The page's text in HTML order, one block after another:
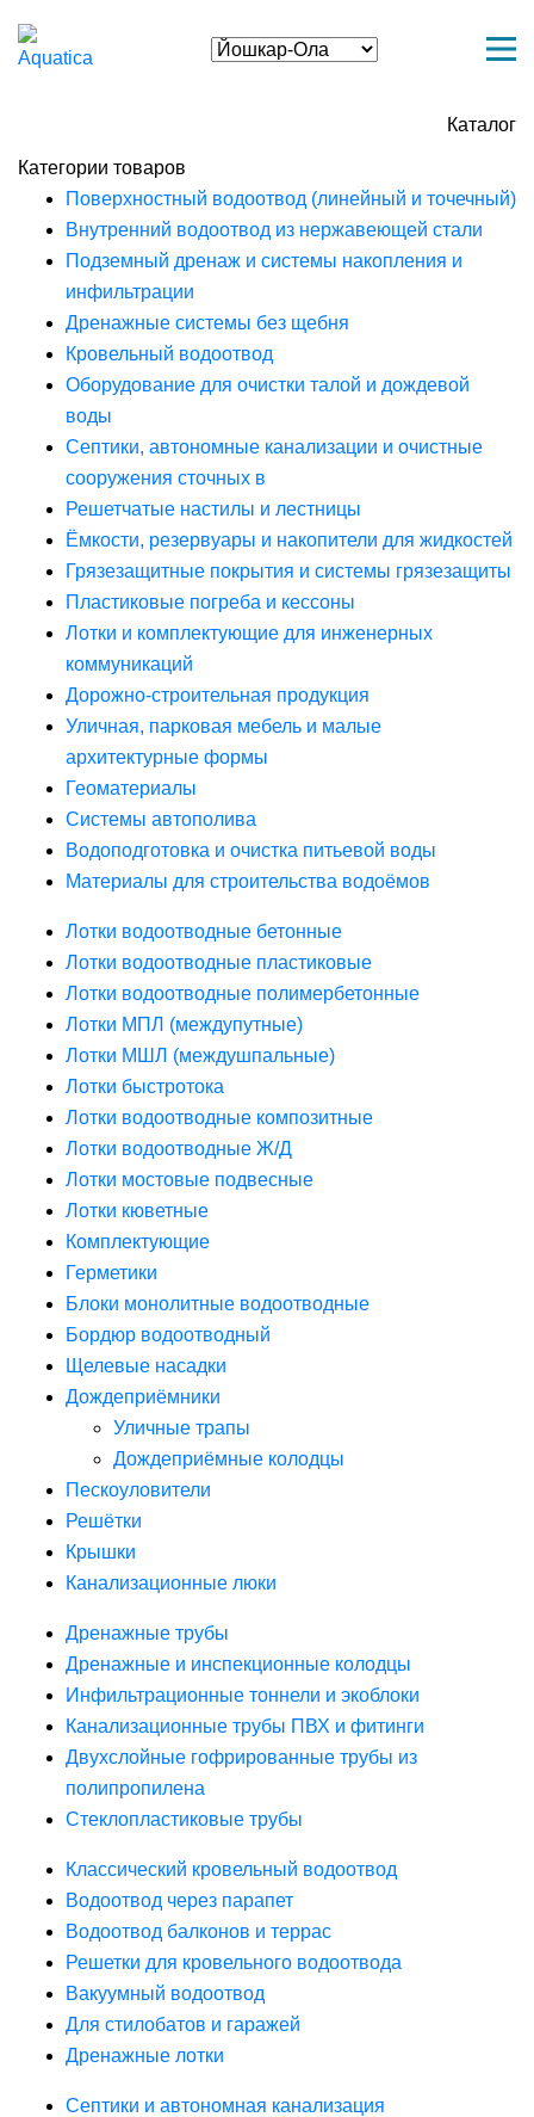
Каталог
Категории товаров
Поверхностный водоотвод (линейный и точечный)
Внутренний водоотвод из нержавеющей стали
Подземный дренаж и системы накопления и
инфильтрации
Дренажные системы без щебня
Кровельный водоотвод
Оборудование для очистки талой и дождевой
воды
Септики, автономные канализации и очистные
сооружения сточных в
Решетчатые настилы и лестницы
Ёмкости, резервуары и накопители для жидкостей
Грязезащитные покрытия и системы грязезащиты
Пластиковые погреба и кессоны
Лотки и комплектующие для инженерных
коммуникаций
Дорожно-строительная продукция
Уличная, парковая мебель и малые
архитектурные формы
Геоматериалы
Системы автополива
Водоподготовка и очистка питьевой воды
Материалы для строительства водоёмов
Лотки водоотводные бетонные
Лотки водоотводные пластиковые
Лотки водоотводные полимербетонные
Лотки МПЛ (междупутные)
Лотки МШЛ (междушпальные)
Лотки быстротока
Лотки водоотводные композитные
Лотки водоотводные Ж/Д
Лотки мостовые подвесные
Лотки кюветные
Комплектующие
Герметики
Блоки монолитные водоотводные
Бордюр водоотводный
Щелевые насадки
Дождеприёмники
Уличные трапы
Дождеприёмные колодцы
Пескоуловители
Решётки
Крышки
Канализационные люки
Дренажные трубы
Дренажные и инспекционные колодцы
Инфильтрационные тоннели и экоблоки
Канализационные трубы ПВХ и фитинги
Двухслойные гофрированные трубы из
полипропилена
Стеклопластиковые трубы
Классический кровельный водоотвод
Водоотвод через парапет
Водоотвод балконов и террас
Решетки для кровельного водоотвода
Вакуумный водоотвод
Для стилобатов и гаражей
Дренажные лотки
Септики и автономная канализация